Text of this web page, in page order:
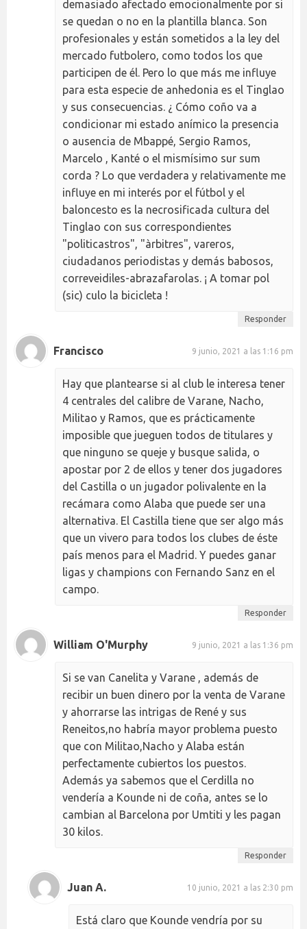
demasiado afectado emocionalmente por si
se quedan o no en la plantilla blanca. Son
profesionales y están sometidos a la ley del
mercado futbolero, como todos los que
participen de él. Pero lo que más me influye
para esta especie de anhedonia es el Tinglao
y sus consecuencias. ¿ Cómo coño va a
condicionar mi estado anímico la presencia
o ausencia de Mbappé, Sergio Ramos,
Marcelo , Kanté o el mismísimo sur sum
corda ? Lo que verdadera y relativamente me
influye en mi interés por el fútbol y el
baloncesto es la necrosificada cultura del
Tinglao con sus correspondientes
"politicastros", "àrbitres", vareros,
ciudadanos periodistas y demás babosos,
correveidiles-abrazafarolas. ¡ A tomar pol
(sic) culo la bicicleta !
Responder
Francisco 9 junio, 2021 a las 1:16 pm
Hay que plantearse si al club le interesa tener
4 centrales del calibre de Varane, Nacho,
Militao y Ramos, que es prácticamente
imposible que jueguen todos de titulares y
que ninguno se queje y busque salida, o
apostar por 2 de ellos y tener dos jugadores
del Castilla o un jugador polivalente en la
recámara como Alaba que puede ser una
alternativa. El Castilla tiene que ser algo más
que un vivero para todos los clubes de éste
país menos para el Madrid. Y puedes ganar
ligas y champions con Fernando Sanz en el
campo.
Responder
William O'Murphy 9 junio, 2021 a las 1:36 pm
Si se van Canelita y Varane , además de
recibir un buen dinero por la venta de Varane
y ahorrarse las intrigas de René y sus
Reneitos,no habría mayor problema puesto
que con Militao,Nacho y Alaba están
perfectamente cubiertos los puestos.
Además ya sabemos que el Cerdilla no
vendería a Kounde ni de coña, antes se lo
cambian al Barcelona por Umtiti y les pagan
30 kilos.
Responder
Juan A. 10 junio, 2021 a las 2:30 pm
Está claro que Kounde vendría por su